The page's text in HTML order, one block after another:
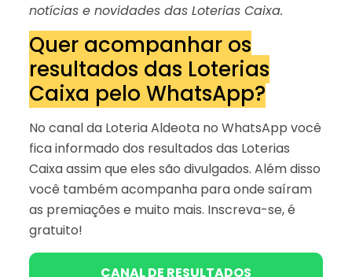
notícias e novidades das Loterias Caixa.
Quer acompanhar os
resultados das Loterias
Caixa pelo WhatsApp?
No canal da Loteria Aldeota no WhatsApp você
fica informado dos resultados das Loterias
Caixa assim que eles são divulgados. Além disso
você também acompanha para onde saíram
as premiações e muito mais. Inscreva-se, é
gratuito!
CANAL DE RESULTADOS